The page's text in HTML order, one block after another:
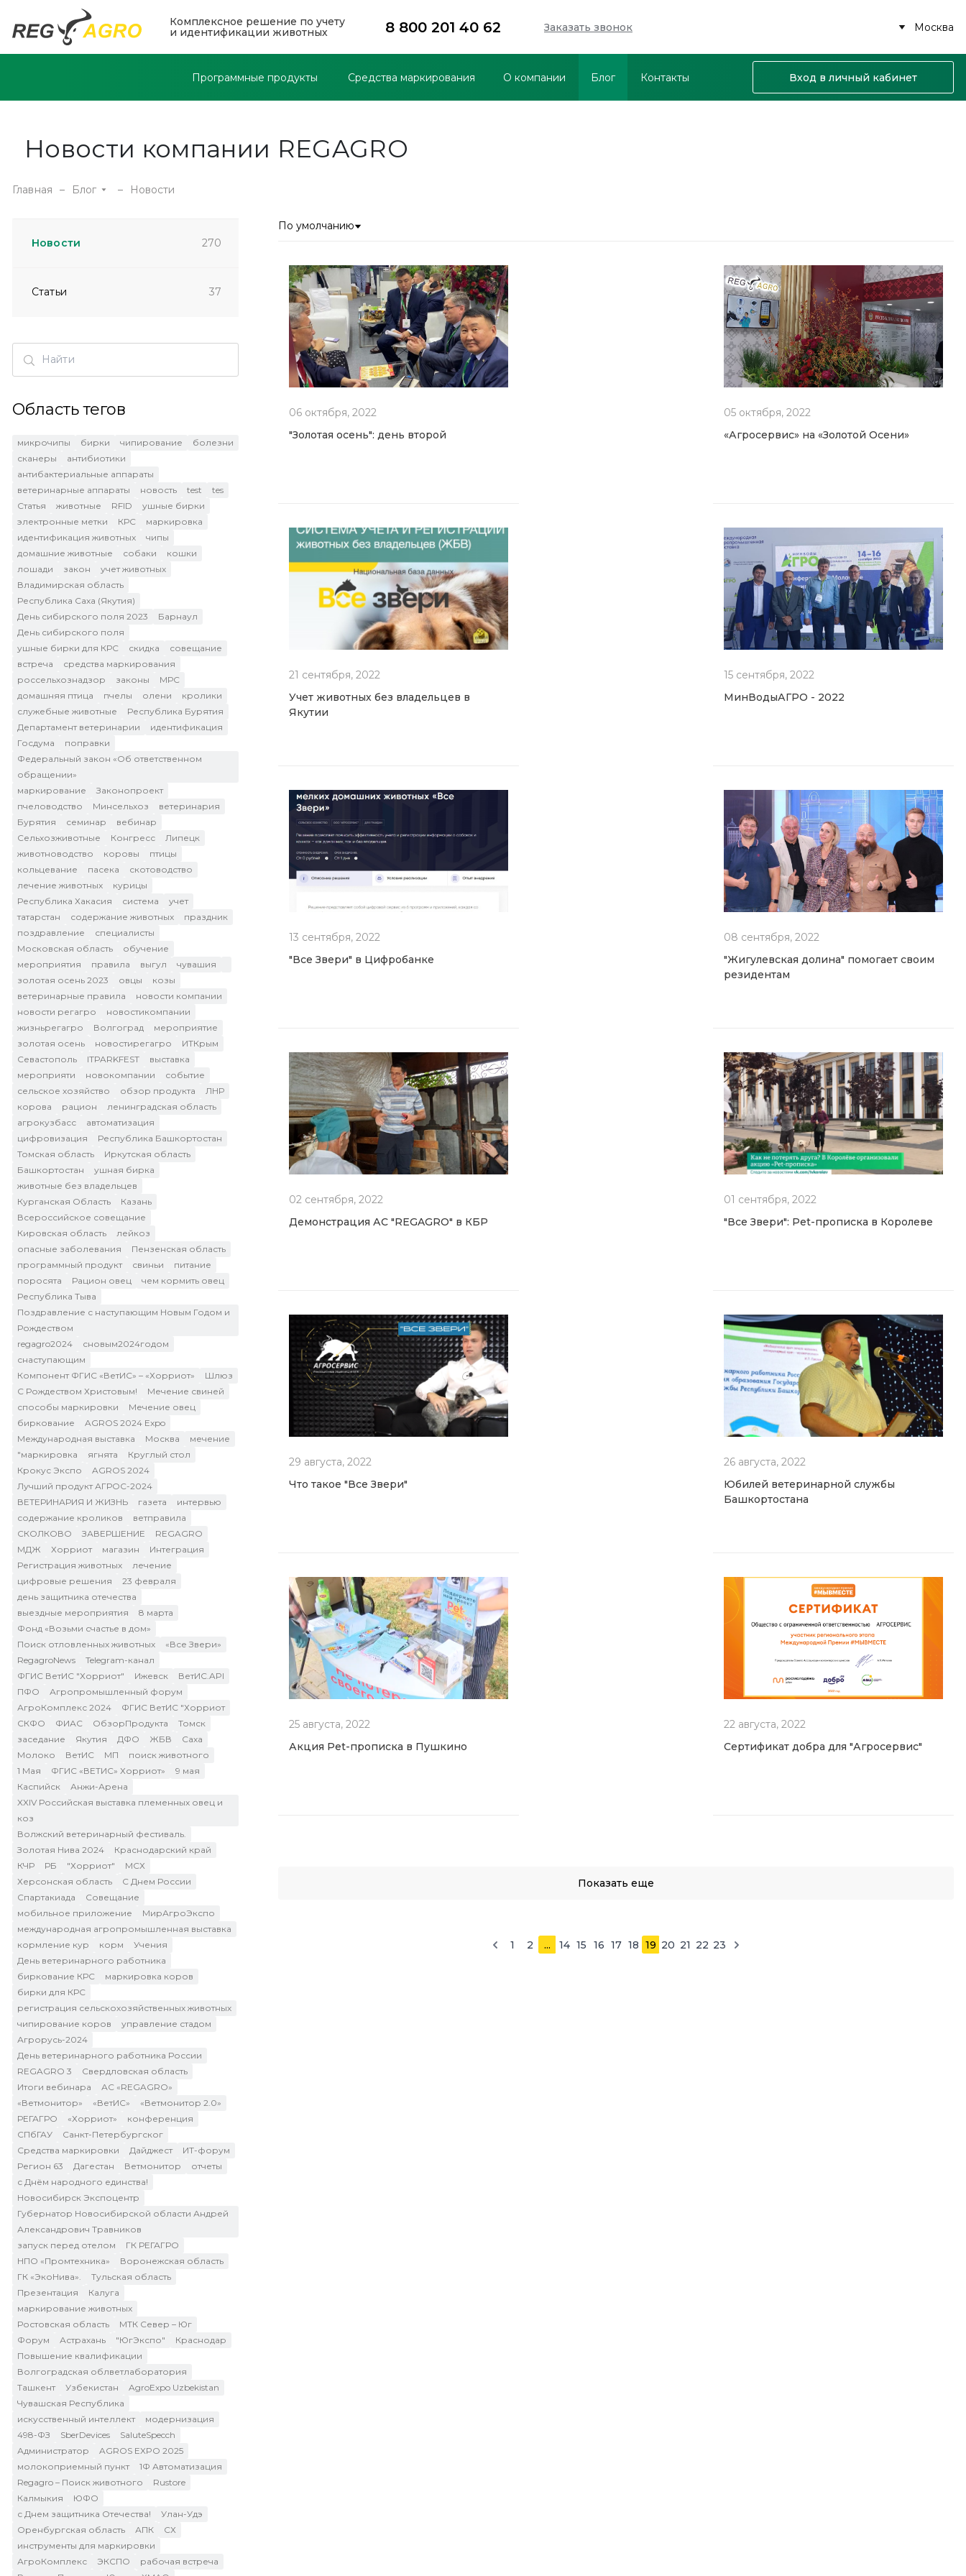
Комплексное решение по учету
и идентификации животных
8 800 201 40 62 Заказать звонок Москва
Программные продукты Средства маркирования О компании Блог Контакты Вход в личный кабинет
Новости компании REGAGRO
Главная Блог Новости
Новости 270
Статьи 37
Область тегов
микрочипы бирки чипирование
болезни
сканеры
антибиотики
антибактериальные аппараты
ветеринарные аппараты
новость test
tes
Статья
животные RFID
ушные бирки
электронные метки
КРС
маркировка
идентификация животных
чипы
домашние животные
собаки
кошки
лошади
закон
учет животных
Владимирская область
Республика Саха (Якутия)
День сибирского поля 2023
Барнаул
День сибирского поля
ушные бирки для КРС
скидка
совещание
встреча
средства маркирования
россельхознадзор
законы
МРС
домашняя птица
пчелы олени
кролики
служебные животные
Республика Бурятия
Департамент ветеринарии
идентификация
Госдума
поправки
Федеральный закон «Об ответственном
обращении»
маркирование
Законопроект
пчеловодство
Минсельхоз
ветеринария
Бурятия
семинар
вебинар
Сельхозживотные
Конгресс
Липецк
животноводство
коровы
птицы
кольцевание
пасека
скотоводство
лечение животных
курицы
Республика Хакасия
система
учет
татарстан
содержание животных
праздник
поздравление
специалисты
Московская область
обучение
мероприятия
правила выгул
чувашия
золотая осень 2023
овцы
козы
ветеринарные правила
новости компании
новости регагро
новостикомпании
жизньрегагро
Волгоград
мероприятие
золотая осень
новостирегагро
ИТКрым
Севастополь
ITPARKFEST
выставка
мероприяти
новокомпании
событие
сельское хозяйство
обзор продукта
ЛНР
корова
рацион
ленинградская область
агрокузбасс
автоматизация
цифровизация
Республика Башкортостан
Томская область
Иркутская область
Башкортостан
ушная бирка
животные без владельцев
Курганская Область
Казань
Всероссийское совещание
Кировская область
лейкоз
опасные заболевания
Пензенская область
программный продукт
свиньи
питание
поросята
Рацион овец
чем кормить овец
Республика Тыва
Поздравление с наступающим Новым Годом и
Рождеством
regagro2024
сновым2024годом
снаступающим
Компонент ФГИС «ВетИС» – «Хорриот»
Шлюз
C Рождеством Христовым!
Мечение свиней
способы маркировки
Мечение овец
биркование
AGROS 2024 Expo
Международная выставка
Москва
мечение
"маркировка
ягнята
Круглый стол
Крокус Экспо
AGROS 2024
Лучший продукт АГРОС-2024
ВЕТЕРИНАРИЯ И ЖИЗНЬ
газета
интервью
содержание кроликов
ветправила
СКОЛКОВО
ЗАВЕРШЕНИЕ
REGAGRO
МДЖ
Хорриот магазин
Интеграция
Регистрация животных
лечение
цифровые решения
23 февраля
день защитника отечества
выездные мероприятия
8 марта
Фонд «Возьми счастье в дом»
Поиск отловленных животных
«Все Звери»
RegagroNews
Telegram-канал
ФГИС ВетИС "Хорриот"
Ижевск
ВетИС.API
ПФО
Агропромышленный форум
АгроКомплекс 2024
ФГИС ВетИС "Хорриот
СКФО
ФИАС ОбзорПродукта
Томск
заседание
Якутия ДФО ЖБВ
Саха
Молоко
ВетИС МП
поиск животного
1 Мая
ФГИС «ВЕТИС» Хорриот»
9 мая
Каспийск
Анжи-Арена
XXIV Российская выставка племенных овец и
коз
Волжский ветеринарный фестиваль.
Золотая Нива 2024
Краснодарский край
КЧР
РБ "Хорриот"
МСХ
Херсонская область
C Днем России
Спартакиада
Cовещание
мобильное приложение
МирАгроЭкспо
международная агропромышленная выставка
кормление кур
корм
Учения
День ветеринарного работника
биркование КРС
маркировка коров
бирки для КРС
регистрация сельскохозяйственных животных
чипирование коров
управление стадом
Агрорусь-2024
День ветеринарного работника России
REGAGRO 3
Свердловская область
Итоги вебинара
АС «REGAGRO»
«Ветмонитор»
«ВетИС»
«Ветмонитор 2.0»
РЕГАГРО
«Хорриот»
конференция
СПбГАУ
Санкт-Петербургског
Средства маркировки
Дайджест
ИТ-форум
Регион 63
Дагестан Ветмонитор
отчеты
с Днём народного единства!
Новосибирск Экспоцентр
Губернатор Новосибирской области Андрей
Александрович Травников
запуск перед отелом
ГК РЕГАГРО
НПО «Промтехника»
Воронежская область
ГК «ЭкоНива».
Тульская область
Презентация
Калуга
маркирование животных
Ростовская область
МТК Север – Юг
Форум
Астрахань "ЮгЭкспо"
Краснодар
Повышение квалификации
Волгоградская облветлаборатория
Ташкент
Узбекистан
AgroExpo Uzbekistan
Чувашская Республика
искусственный интеллект
модернизация
498-ФЗ
SberDevices
SaluteSpecch
Администратор
AGROS EXPO 2025
молокоприемный пункт
1Ф Автоматизация
Regagro – Поиск животного
Rustore
Калмыкия
ЮФО
с Днем защитника Отечества!
Улан-Удэ
Оренбургская область
АПК
СХ
инструменты для маркировки
АгроКомплекс
ЭКСПО
рабочая встреча
По умолчанию
06 октября, 2022
"Золотая осень": день второй
05 октября, 2022
«Агросервис» на «Золотой Осени»
21 сентября, 2022
Учет животных без владельцев в
Якутии
15 сентября, 2022
МинВодыАГРО - 2022
13 сентября, 2022
"Все Звери" в Цифробанке
08 сентября, 2022
"Жигулевская долина" помогает своим
резидентам
02 сентября, 2022
Демонстрация АС "REGAGRO" в КБР
01 сентября, 2022
"Все Звери": Pet-прописка в Королеве
29 августа, 2022
Что такое "Все Звери"
26 августа, 2022
Юбилей ветеринарной службы
Башкортостана
25 августа, 2022
Акция Pet-прописка в Пушкино
22 августа, 2022
Сертификат добра для "Агросервис"
Показать еще
1 2 ... 14 15 16 17 18 19 20 21 22 23